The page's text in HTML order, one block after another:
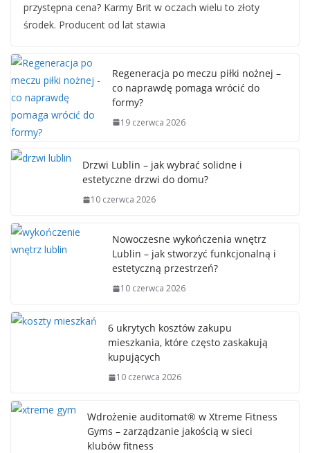
przystępna cena? Karmy Brit w oczach wielu to złoty
środek. Producent od lat stawia
Regeneracja po meczu piłki nożnej –
co naprawdę pomaga wrócić do
formy?
19 czerwca 2026
Drzwi Lublin – jak wybrać solidne i
estetyczne drzwi do domu?
10 czerwca 2026
Nowoczesne wykończenia wnętrz
Lublin – jak stworzyć funkcjonalną i
estetyczną przestrzeń?
10 czerwca 2026
6 ukrytych kosztów zakupu
mieszkania, które często zaskakują
kupujących
10 czerwca 2026
Wdrożenie auditomat® w Xtreme Fitness
Gyms – zarządzanie jakością w sieci
klubów fitness